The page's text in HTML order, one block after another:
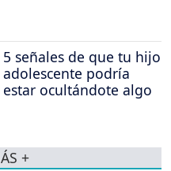
5 señales de que tu hijo
adolescente podría
estar ocultándote algo
+